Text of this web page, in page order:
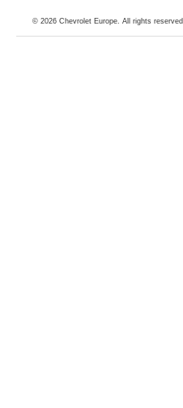
© 2026 Chevrolet Europe. All rights reserved